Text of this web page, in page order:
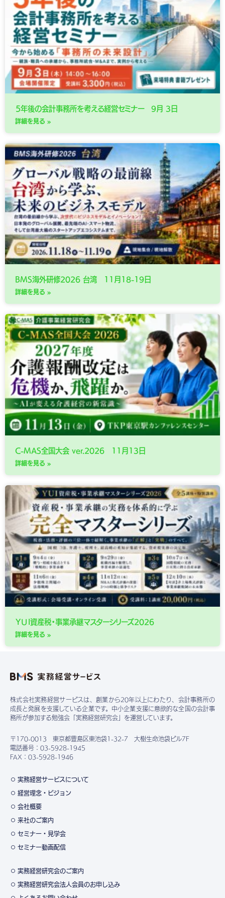
５年後の会計事務所を考える経営セミナー 9月 3日
詳細を見る »
BMS海外研修2026 台湾 11月18-19日
詳細を見る »
C-MAS全国大会 ver.2026 11月13日
詳細を見る »
ＹＵＩ資産税・事業承継マスターシリーズ2026
詳細を見る »
株式会社実務経営サービスは、創業から20年以上にわたり、会計事務所の
成長と発展を支援している企業です。中小企業支援に意欲的な全国の会計事
務所が参加する勉強会「実務経営研究会」を運営しています。
〒170-0013 東京都豊島区東池袋1-32-7 大樹生命池袋ビル7F
電話番号：03-5928-1945
FAX：03-5928-1946
実務経営サービスについて
経営理念・ビジョン
会社概要
来社のご案内
セミナー・見学会
セミナー動画配信
実務経営研究会のご案内
実務経営研究会法人会員のお申し込み